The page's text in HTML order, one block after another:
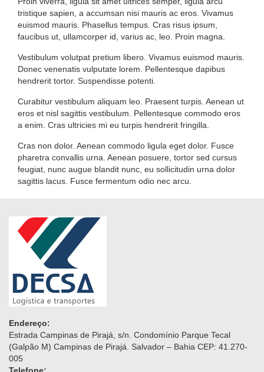
tristique sapien, a accumsan nisi mauris ac eros. Vivamus
euismod mauris. Phasellus tempus. Cras risus ipsum,
faucibus ut, ullamcorper id, varius ac, leo. Proin magna.
Vestibulum volutpat pretium libero. Vivamus euismod mauris.
Donec venenatis vulputate lorem. Pellentesque dapibus
hendrerit tortor. Suspendisse potenti.
Curabitur vestibulum aliquam leo. Praesent turpis. Aenean ut
eros et nisl sagittis vestibulum. Pellentesque commodo eros
a enim. Cras ultricies mi eu turpis hendrerit fringilla.
Cras non dolor. Aenean commodo ligula eget dolor. Fusce
pharetra convallis urna. Aenean posuere, tortor sed cursus
feugiat, nunc augue blandit nunc, eu sollicitudin urna dolor
sagittis lacus. Fusce fermentum odio nec arcu.
Endereço:
Estrada Campinas de Pirajá, s/n. Condomínio Parque Tecal
(Galpão M) Campinas de Pirajá. Salvador – Bahia CEP: 41.270-
005